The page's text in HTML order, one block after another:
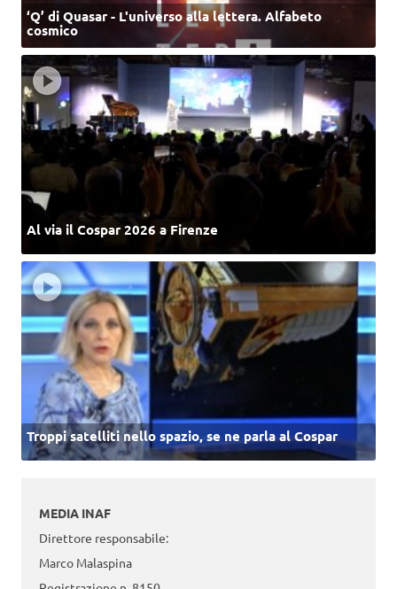
‘Q’ di Quasar - L'universo alla lettera. Alfabeto
cosmico
Al via il Cospar 2026 a Firenze
Troppi satelliti nello spazio, se ne parla al Cospar
MEDIA INAF
Direttore responsabile:
Marco Malaspina